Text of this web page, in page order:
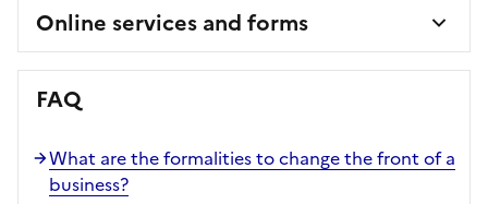
Online services and forms
FAQ
What are the formalities to change the front of a
business?